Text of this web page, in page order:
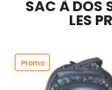
SAC À DOS
LES
Promo